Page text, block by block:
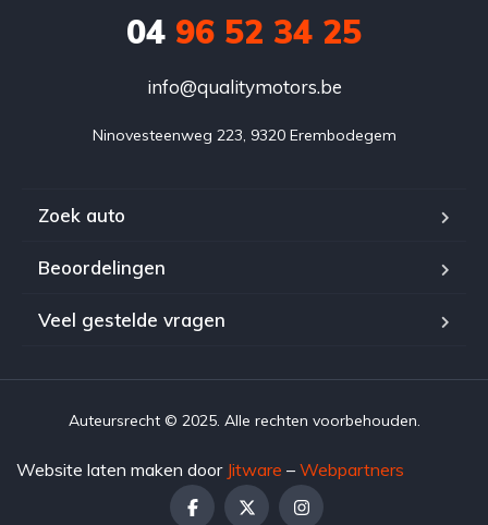
04 96 52 34 25
info@qualitymotors.be
Ninovesteenweg 223, 9320 Erembodegem
Zoek auto
Beoordelingen
Veel gestelde vragen
Auteursrecht © 2025. Alle rechten voorbehouden.
Website laten maken door Jitware – Webpartners